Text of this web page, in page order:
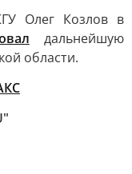
Олег Козлов в
дальнейшую
области.